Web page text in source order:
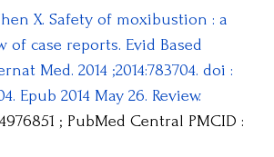
X. Safety of moxibustion : a
of case reports. Evid Based
Med. 2014 ;2014:783704. doi :
Epub 2014 May 26. Review.
; PubMed Central PMCID :